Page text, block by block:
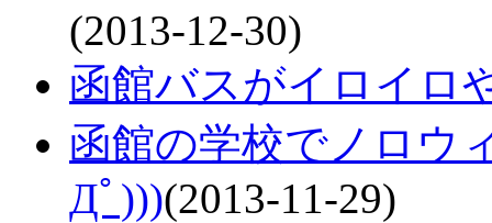
(2013-12-30)
函館バスがイロイロ
函館の学校でノロウ
Дﾟ)))(2013-11-29)